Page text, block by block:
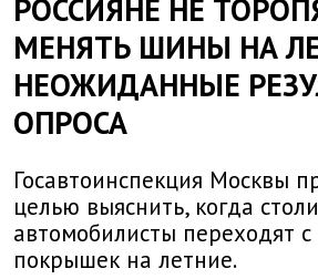
РОССИЯНЕ НЕ
МЕНЯТЬ ШИНЫ НА
НЕОЖИДАННЫЕ
ОПРОСА
Госавтоинспекция Москвы
целью выяснить, когда
автомобилисты переходят
покрышек на летние.